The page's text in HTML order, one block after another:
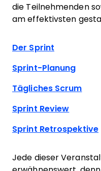
die Teilnehmenden
am effektivsten
Der Sprint
Sprint-Planung
Tägliches Scrum
Sprint Review
Sprint Retrospektive
Jede dieser